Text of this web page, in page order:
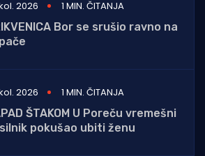
2026
1 MIN. ČITANJA
Bor se srušio ravno na
2026
1 MIN. ČITANJA
ŠTAKOM U Poreču vremešni
pokušao ubiti ženu